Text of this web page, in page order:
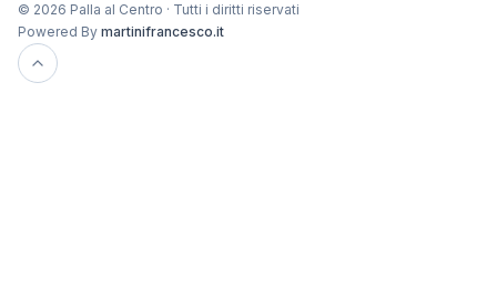
© 2026 Palla al Centro · Tutti i diritti riservati
Powered By martinifrancesco.it